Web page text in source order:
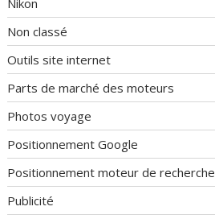
Nikon
Non classé
Outils site internet
Parts de marché des moteurs
Photos voyage
Positionnement Google
Positionnement moteur de recherche
Publicité